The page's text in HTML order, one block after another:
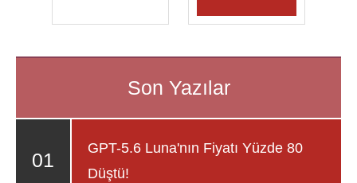
GPT-5.6 Luna'nın Fiyatı Yüzde 80
Düştü!